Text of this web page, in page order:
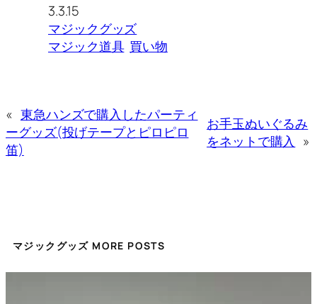
3.3.15
マジックグッズ
マジック道具 買い物
« 東急ハンズで購入したパーティ
ーグッズ(投げテープとピロピロ
笛)
お手玉ぬいぐるみ
をネットで購入 »
マジックグッズ MORE POSTS